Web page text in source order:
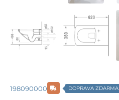
198090000 DOPRAVA ZDARMA